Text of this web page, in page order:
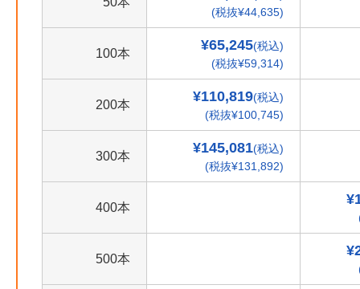
(税抜¥44,635)
100本
¥65,245(税込)
(税抜¥59,314)
200本
¥110,819(税込)
(税抜¥100,745)
300本
¥145,081(税込)
(税抜¥131,892)
400本
500本